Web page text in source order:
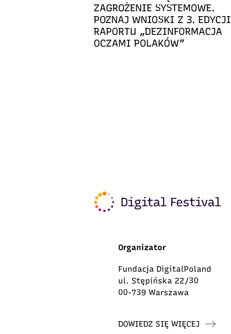
ZAGROŻENIE SYSTEMOWE.
POZNAJ WNIOSKI Z 3. EDYCJI
RAPORTU „DEZINFORMACJA
OCZAMI POLAKÓW”
Organizator
Fundacja DigitalPoland
ul. Stępińska 22/30
00-739 Warszawa
DOWIEDZ SIĘ WIĘCEJ